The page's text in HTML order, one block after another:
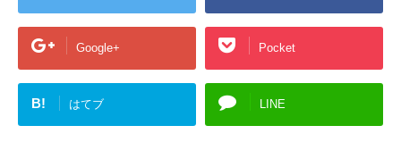
Google+ Pocket
B! はてブ LINE